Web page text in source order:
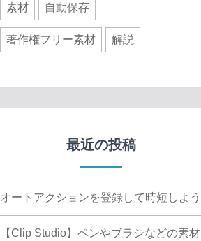
素材 自動保存
著作権フリー素材 解説
最近の投稿
オートアクションを登録して時短しよう
【Clip Studio】ペンやブラシなどの素材